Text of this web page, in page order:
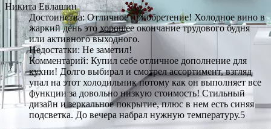
Никита Евлашин
Достоинства: Отличное приобретение! Холодное вино в
жаркий день это хорошее окончание трудового будня
или активного выходного.
Недостатки: Не заметил!
Комментарий: Купил себе отличное дополнение для
кухни! Долго выбирал и смотрел ассортимент, взгляд
упал на этот холодильник потому как он выполняет все
функции за довольно низкую стоимость! Стильный
дизайн и зеркальное покрытие, плюс в нем есть синяя
подсветка. До вечера набрал нужную температуру.5